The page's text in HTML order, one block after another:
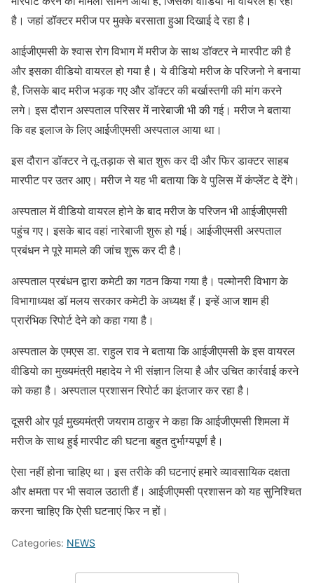
है। जहां डॉक्टर मरीज पर मुक्के बरसाता हुआ दिखाई दे रहा है।
आईजीएमसी के श्वास रोग विभाग में मरीज के साथ डॉक्टर ने मारपीट की है
और इसका वीडियो वायरल हो गया है। ये वीडियो मरीज के परिजनो ने बनाया
है, जिसके बाद मरीज भड़क गए और डॉक्टर की बर्खास्तगी की मांग करने
लगे। इस दौरान अस्पताल परिसर में नारेबाजी भी की गई। मरीज ने बताया
कि वह इलाज के लिए आईजीएमसी अस्पताल आया था।
इस दौरान डॉक्टर ने तू-तड़ाक से बात शुरू कर दी और फिर डाक्टर साहब
मारपीट पर उतर आए। मरीज ने यह भी बताया कि वे पुलिस में कंप्लेंट दे देंगे।
अस्पताल में वीडियो वायरल होने के बाद मरीज के परिजन भी आईजीएमसी
पहुंच गए। इसके बाद वहां नारेबाजी शुरू हो गई। आईजीएमसी अस्पताल
प्रबंधन ने पूरे मामले की जांच शुरू कर दी है।
अस्पताल प्रबंधन द्वारा कमेटी का गठन किया गया है। पल्मोनरी विभाग के
विभागाध्यक्ष डॉ मलय सरकार कमेटी के अध्यक्ष हैं। इन्हें आज शाम ही
प्रारंभिक रिपोर्ट देने को कहा गया है।
अस्पताल के एमएस डा. राहुल राव ने बताया कि आईजीएमसी के इस वायरल
वीडियो का मुख्यमंत्री महादेय ने भी संज्ञान लिया है और उचित कार्रवाई करने
को कहा है। अस्पताल प्रशासन रिपोर्ट का इंतजार कर रहा है।
दूसरी ओर पूर्व मुख्यमंत्री जयराम ठाकुर ने कहा कि आईजीएमसी शिमला में
मरीज के साथ हुई मारपीट की घटना बहुत दुर्भाग्यपूर्ण है।
ऐसा नहीं होना चाहिए था। इस तरीके की घटनाएं हमारे व्यावसायिक दक्षता
और क्षमता पर भी सवाल उठाती हैं। आईजीएमसी प्रशासन को यह सुनिश्चित
करना चाहिए कि ऐसी घटनाएं फिर न हों।
Categories: NEWS